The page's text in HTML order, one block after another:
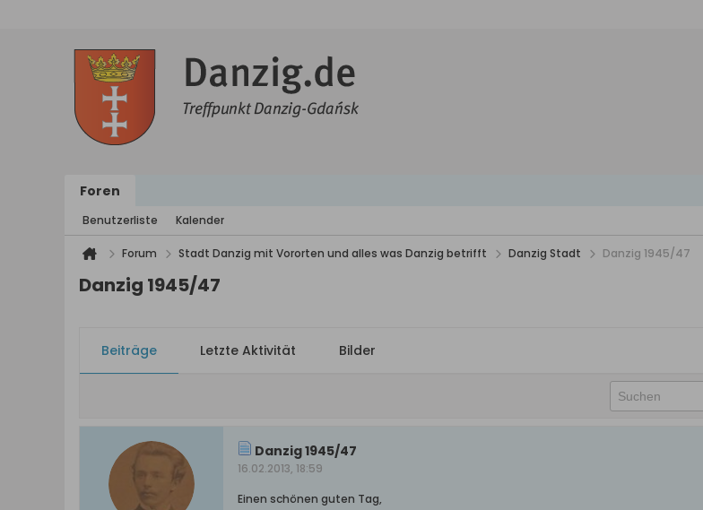
Foren
Benutzerliste Kalender
Forum Stadt Danzig mit Vororten und alles was Danzig betrifft Danzig Stadt Danzig 1945/47
Danzig 1945/47
Beiträge Letzte Aktivität Bilder
Danzig 1945/47
16.02.2013, 18:59
Einen schönen guten Tag,